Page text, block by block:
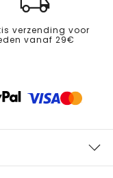
verzending voor
vanaf 29€